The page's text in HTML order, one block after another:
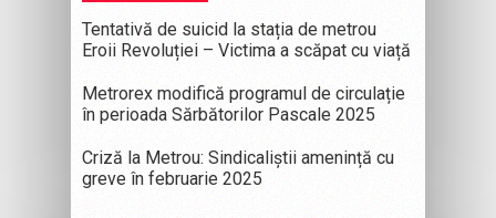
Tentativă de suicid la stația de metrou
Eroii Revoluției – Victima a scăpat cu viață
Metrorex modifică programul de circulație
în perioada Sărbătorilor Pascale 2025
Criză la Metrou: Sindicaliștii amenință cu
greve în februarie 2025